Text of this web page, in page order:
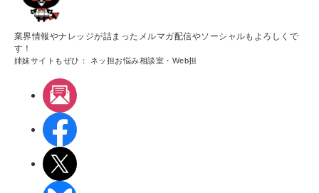
業界情報やナレッジが詰まったメルマガ配信やソーシャルもよろしくで
す！
姉妹サイトもぜひ： ネッ担お悩み相談室 ・ Web担